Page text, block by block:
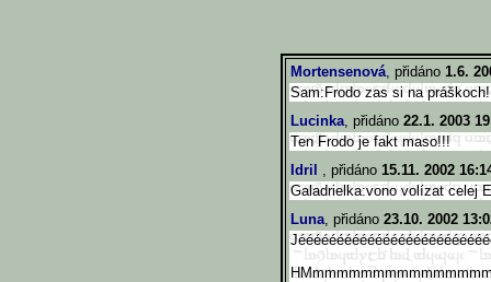
Mortensenová, přidáno 1.6.
Sam:Frodo zas si na
Lucinka, přidáno 22.1. 2003
Ten Frodo je fakt maso!!!
Idril , přidáno 15.11. 2002
Galadrielka:vono volízat celej
Luna, přidáno 23.10. 2002